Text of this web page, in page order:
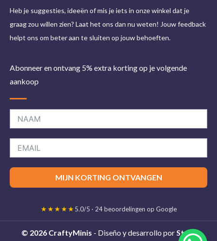
Heb je suggesties, ideeën of mis je iets in onze winkel dat je
graag zou willen zien? Laat het ons dan nu weten! Jouw feedback
helpt ons om beter aan te sluiten op jouw behoeften.
Abonneer en ontvang 5% extra korting op je volgende
aankoop
MIJN KORTING ONTVANGEN
★★★★★ 5.0/5 · 24 beoordelingen op Google
© 2026 CraftyMinis - Diseño y desarrollo porStelis